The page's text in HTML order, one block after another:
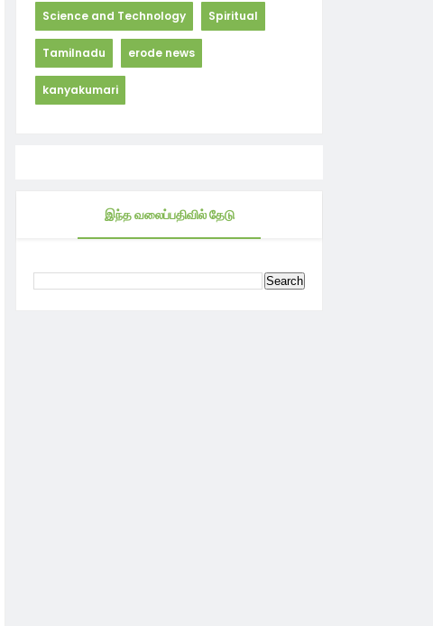
Science and Technology Spiritual
Tamilnadu erode news
kanyakumari
இந்த வலைப்பதிவில் தேடு